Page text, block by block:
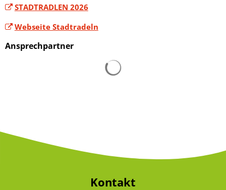
STADTRADLEN 2026
Webseite Stadtradeln
Ansprechpartner
Kontakt